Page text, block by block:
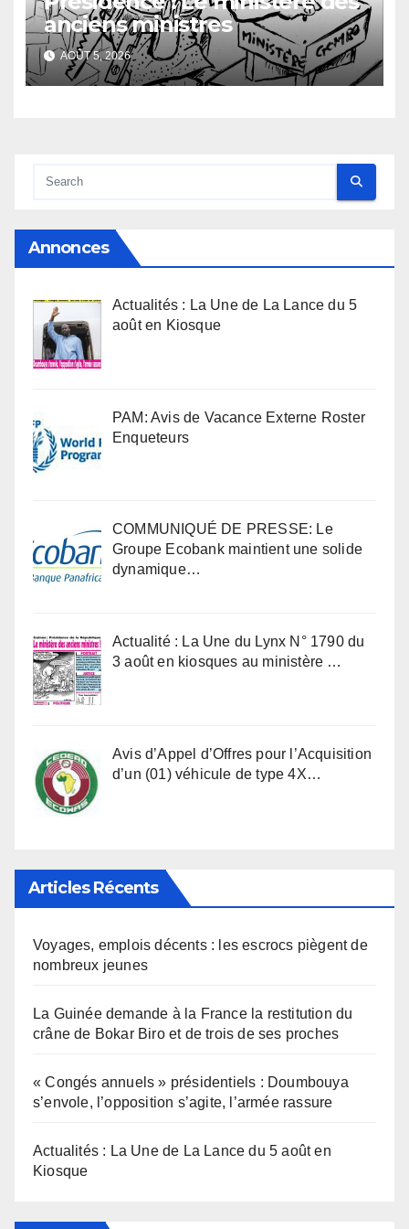
anciens ministres
AOÛT 5, 2026
Annonces
Actualités : La Une de La Lance du 5
août en Kiosque
PAM: Avis de Vacance Externe Roster
Enqueteurs
COMMUNIQUÉ DE PRESSE: Le
Groupe Ecobank maintient une solide
dynamique…
Actualité : La Une du Lynx N° 1790 du
3 août en kiosques au ministère …
Avis d’Appel d’Offres pour l’Acquisition
d’un (01) véhicule de type 4X…
Articles Récents
Voyages, emplois décents : les escrocs piègent de
nombreux jeunes
La Guinée demande à la France la restitution du
crâne de Bokar Biro et de trois de ses proches
« Congés annuels » présidentiels : Doumbouya
s’envole, l’opposition s’agite, l’armée rassure
Actualités : La Une de La Lance du 5 août en
Kiosque